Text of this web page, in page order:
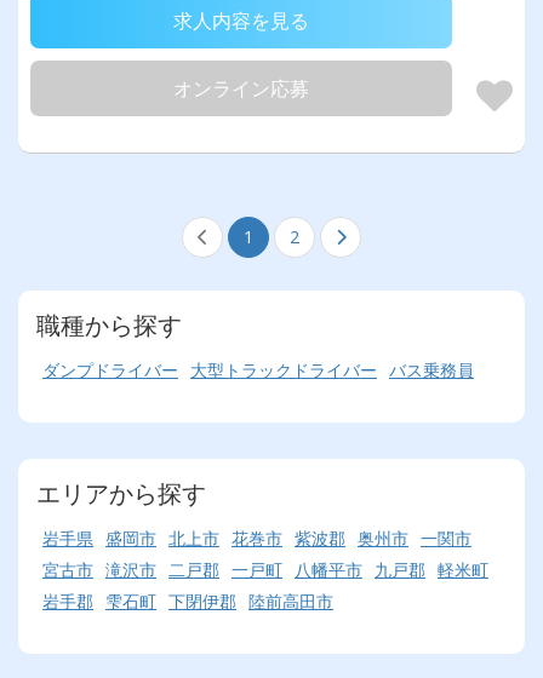
求人内容を見る
オンライン応募
1 2
職種から探す
ダンプドライバー 大型トラックドライバー バス乗務員
エリアから探す
岩手県 盛岡市 北上市 花巻市 紫波郡 奥州市 一関市
宮古市 滝沢市 二戸郡 一戸町 八幡平市 九戸郡 軽米町
岩手郡 雫石町 下閉伊郡 陸前高田市